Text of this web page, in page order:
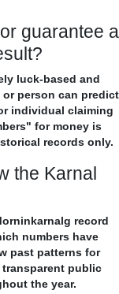
guarantee a
luck-based and
person can predict
individual claiming
for money is
records only.
the Karnal
record
numbers have
past patterns for
transparent public
the year.